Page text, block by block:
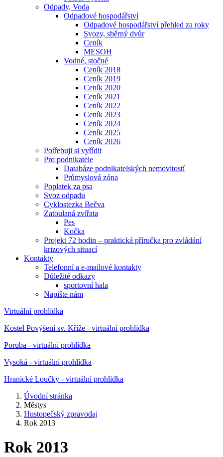
Odpady, Voda
Odpadové hospodářství
Odpadové hospodářství přehled za roky
Svozy, sběrný dvůr
Ceník
MESOH
Vodné, stočné
Ceník 2018
Ceník 2019
Ceník 2020
Ceník 2021
Ceník 2022
Ceník 2023
Ceník 2024
Ceník 2025
Ceník 2026
Potřebuji si vyřídit
Pro podnikatele
Databáze podnikatelských nemovitostí
Průmyslová zóna
Poplatek za psa
Svoz odpadu
Cyklostezka Bečva
Zatoulaná zvířata
Pes
Kočka
Projekt 72 hodin – praktická příručka pro zvládání
krizových situací
Kontakty
Telefonní a e-mailové kontakty
Důležité odkazy
sportovní hala
Napište nám
Virtuální prohlídka
Kostel Povýšení sv. Kříže - virtuální prohlídka
Poruba - virtuální prohlídka
Vysoká - virtuální prohlídka
Hranické Loučky - virtuální prohlídka
Úvodní stránka
Městys
Hustopečský zpravodaj
Rok 2013
Rok 2013